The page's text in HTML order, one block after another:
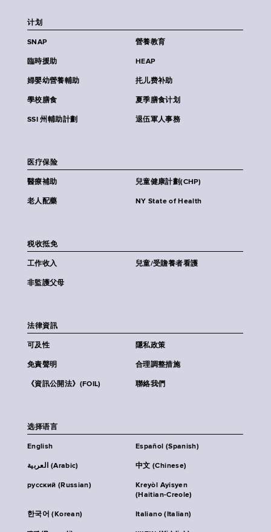
计划
SNAP 營養教育
臨時援助 HEAP
婦嬰幼營養輔助 扥儿费补助
學校膳食 夏季膳食计划
SSI 州輔助計劃 退伍軍人事務
医疗保险
醫療補助 兒童健康計劃(CHP)
老人配藥 NY State of Health
税收抵免
工作收入 兒童/受贍養者看護
非監護父母
法律資訊
可及性 隱私政策
免責聲明 合理調整措施
《資訊公開法》(FOIL) 聯絡我們
选择语言
English Español (Spanish)
العربية (Arabic) 中文 (Chinese)
русский (Russian)
Kreyòl Ayisyen
(Haitian-Creole)
한국어 (Korean) Italiano (Italian)